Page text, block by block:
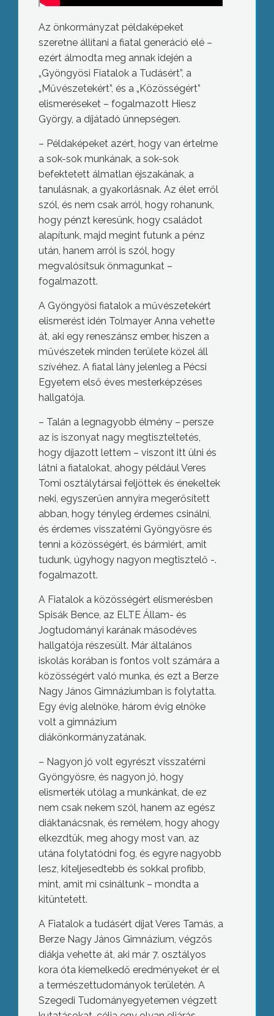
Az önkormányzat példaképeket
szeretne állítani a fiatal generáció elé –
ezért álmodta meg annak idején a
„Gyöngyösi Fiatalok a Tudásért”, a
„Művészetekért”, és a „Közösségért”
elismeréseket – fogalmazott Hiesz
György, a díjátadó ünnepségen.
– Példaképeket azért, hogy van értelme
a sok-sok munkának, a sok-sok
befektetett álmatlan éjszakának, a
tanulásnak, a gyakorlásnak. Az élet erről
szól, és nem csak arról, hogy rohanunk,
hogy pénzt keresünk, hogy családot
alapítunk, majd megint futunk a pénz
után, hanem arról is szól, hogy
megvalósítsuk önmagunkat –
fogalmazott.
A Gyöngyösi fiatalok a művészetekért
elismerést idén Tolmayer Anna vehette
át, aki egy reneszánsz ember, hiszen a
művészetek minden területe közel áll
szívéhez. A fiatal lány jelenleg a Pécsi
Egyetem első éves mesterképzéses
hallgatója.
– Talán a legnagyobb élmény – persze
az is iszonyat nagy megtiszteltetés,
hogy díjazott lettem – viszont itt ülni és
látni a fiatalokat, ahogy például Veres
Tomi osztálytársai feljöttek és énekeltek
neki, egyszerűen annyira megerősített
abban, hogy tényleg érdemes csinálni,
és érdemes visszatérni Gyöngyösre és
tenni a közösségért, és bármiért, amit
tudunk, úgyhogy nagyon megtisztelő -.
fogalmazott.
A Fiatalok a közösségért elismerésben
Spisák Bence, az ELTE Állam- és
Jogtudományi karának másodéves
hallgatója részesült. Már általános
iskolás korában is fontos volt számára a
közösségért való munka, és ezt a Berze
Nagy János Gimnáziumban is folytatta.
Egy évig alelnöke, három évig elnöke
volt a gimnázium
diákönkormányzatának.
– Nagyon jó volt egyrészt visszatérni
Gyöngyösre, és nagyon jó, hogy
elismerték utólag a munkánkat, de ez
nem csak nekem szól, hanem az egész
diáktanácsnak, és remélem, hogy ahogy
elkezdtük, meg ahogy most van, az
utána folytatódni fog, és egyre nagyobb
lesz, kiteljesedtebb és sokkal profibb,
mint, amit mi csináltunk – mondta a
kitüntetett.
A Fiatalok a tudásért díjat Veres Tamás, a
Berze Nagy János Gimnázium, végzős
diákja vehette át, aki már 7. osztályos
kora óta kiemelkedő eredményeket ér el
a természettudományok területén. A
Szegedi Tudományegyetemen végzett